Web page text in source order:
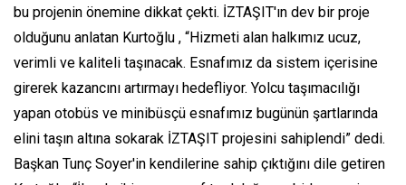
bu projenin önemine dikkat çekti. İZTAŞIT'ın dev bir proje
olduğunu anlatan Kurtoğlu , “Hizmeti alan halkımız ucuz,
verimli ve kaliteli taşınacak. Esnafımız da sistem içerisine
girerek kazancını artırmayı hedefliyor. Yolcu taşımacılığı
yapan otobüs ve minibüsçü esnafımız bugünün şartlarında
elini taşın altına sokarak İZTAŞIT projesini sahiplendi” dedi.
Başkan Tunç Soyer'in kendilerine sahip çıktığını dile getiren